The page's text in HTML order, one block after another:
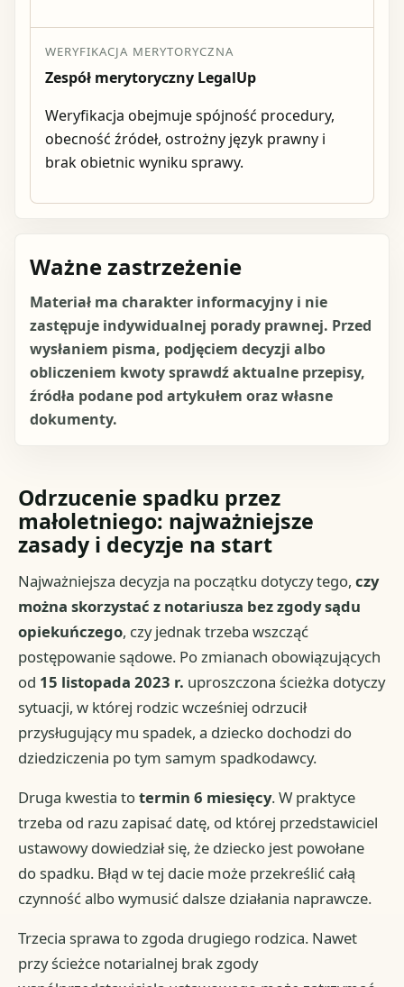
WERYFIKACJA MERYTORYCZNA
Zespół merytoryczny LegalUp
Weryfikacja obejmuje spójność procedury,
obecność źródeł, ostrożny język prawny i
brak obietnic wyniku sprawy.
Ważne zastrzeżenie
Materiał ma charakter informacyjny i nie
zastępuje indywidualnej porady prawnej. Przed
wysłaniem pisma, podjęciem decyzji albo
obliczeniem kwoty sprawdź aktualne przepisy,
źródła podane pod artykułem oraz własne
dokumenty.
Odrzucenie spadku przez
małoletniego: najważniejsze
zasady i decyzje na start
Najważniejsza decyzja na początku dotyczy tego,czy
można skorzystać z notariusza bez zgody sądu
opiekuńczego, czy jednak trzeba wszcząć
postępowanie sądowe. Po zmianach obowiązujących
od 15 listopada 2023 r. uproszczona ścieżka dotyczy
sytuacji, w której rodzic wcześniej odrzucił
przysługujący mu spadek, a dziecko dochodzi do
dziedziczenia po tym samym spadkodawcy.
Druga kwestia totermin 6 miesięcy. W praktyce
trzeba od razu zapisać datę, od której przedstawiciel
ustawowy dowiedział się, że dziecko jest powołane
do spadku. Błąd w tej dacie może przekreślić całą
czynność albo wymusić dalsze działania naprawcze.
Trzecia sprawa to zgoda drugiego rodzica. Nawet
przy ścieżce notarialnej brak zgody